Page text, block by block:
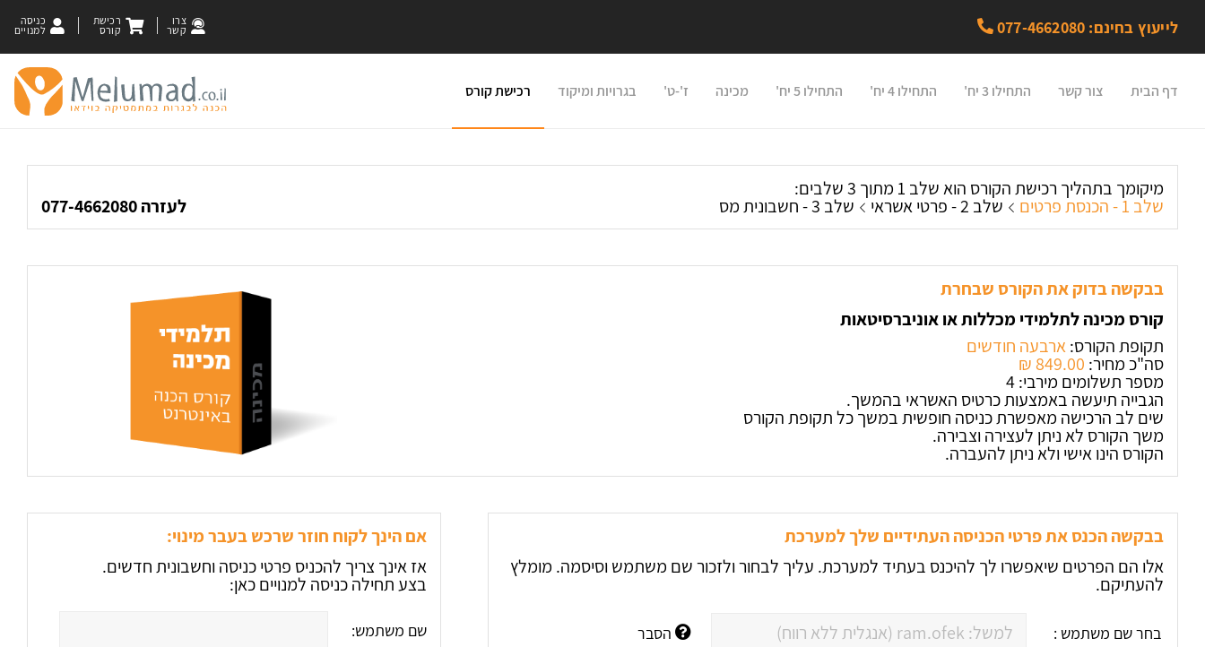
כניסה
למנויים
רכישת
קורס
צרו
קשר לייעוץ בחינם: 077-4662080
דף הבית צור קשר התחילו 3 יח' התחילו 4 יח' התחילו 5 יח' מכינה ז'-ט' בגרויות ומיקוד רכישת קורס
מיקומך בתהליך רכישת הקורס הוא שלב 1 מתוך 3 שלבים:
שלב 1 - הכנסת פרטים שלב 2 - פרטי אשראי שלב 3 - חשבונית מס לעזרה 077-4662080
בבקשה בדוק את הקורס שבחרת
קורס מכינה לתלמידי מכללות או אוניברסיטאות
תקופת הקורס:ארבעה חודשים
סה"כ מחיר: 849.00 ‏₪
מספר תשלומים מירבי: 4
הגבייה תיעשה באמצעות כרטיס האשראי בהמשך.
שים לב הרכישה מאפשרת כניסה חופשית במשך כל תקופת הקורס
משך הקורס לא ניתן לעצירה וצבירה.
הקורס הינו אישי ולא ניתן להעברה.
בבקשה הכנס את פרטי הכניסה העתידיים שלך למערכת
אלו הם הפרטים שיאפשרו לך להיכנס בעתיד למערכת. עליך לבחור ולזכור שם משתמש וסיסמה. מומלץ
להעתיקם.
בחר שם משתמש : הסבר
אם הינך לקוח חוזר שרכש בעבר מינוי:
אז אינך צריך להכניס פרטי כניסה וחשבונית חדשים.
בצע תחילה כניסה למנויים כאן:
שם משתמש: